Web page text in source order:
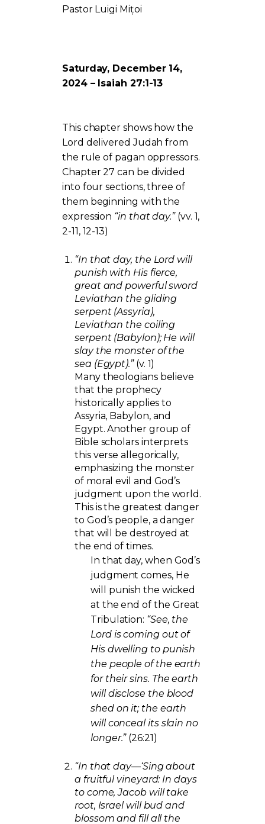
Pastor Luigi Mițoi
Saturday, December 14,
2024 – Isaiah 27:1-13
This chapter shows how the
Lord delivered Judah from
the rule of pagan oppressors.
Chapter 27 can be divided
into four sections, three of
them beginning with the
expression “in that day.”(vv. 1,
2-11, 12-13)
“In that day, the Lord will
punish with His fierce,
great and powerful sword
Leviathan the gliding
serpent (Assyria),
Leviathan the coiling
serpent (Babylon); He will
slay the monster of the
sea (Egypt).”(v. 1)
Many theologians believe
that the prophecy
historically applies to
Assyria, Babylon, and
Egypt. Another group of
Bible scholars interprets
this verse allegorically,
emphasizing the monster
of moral evil and God’s
judgment upon the world.
This is the greatest danger
to God’s people, a danger
that will be destroyed at
the end of times.
In that day, when God’s
judgment comes, He
will punish the wicked
at the end of the Great
Tribulation: “See, the
Lord is coming out of
His dwelling to punish
the people of the earth
for their sins. The earth
will disclose the blood
shed on it; the earth
will conceal its slain no
longer.”(26:21)
“In that day—‘Sing about
a fruitful vineyard: In days
to come, Jacob will take
root, Israel will bud and
blossom and fill all the